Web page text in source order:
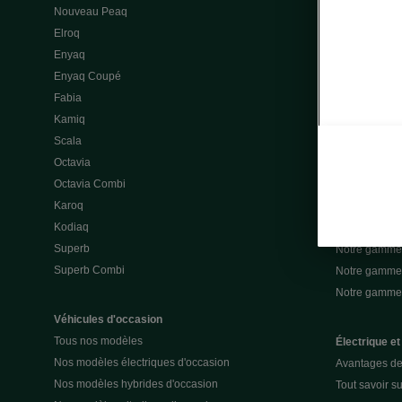
Nouveau Peaq
Elroq
Enyaq
Enyaq Coupé
Fabia
Kamiq
Scala
Octavia
Octavia Combi
Karoq
Kodiaq
Superb
Superb Combi
Véhicules d'occasion
Tous nos modèles
Nos modèles électriques d'occasion
Nos modèles hybrides d'occasion
Offres
Location
Découvrir
Nos offres
Nos offres
Notre
Notre
Notre
Notre
Notre
Notre
Électrique
Avantages
Tout savoir